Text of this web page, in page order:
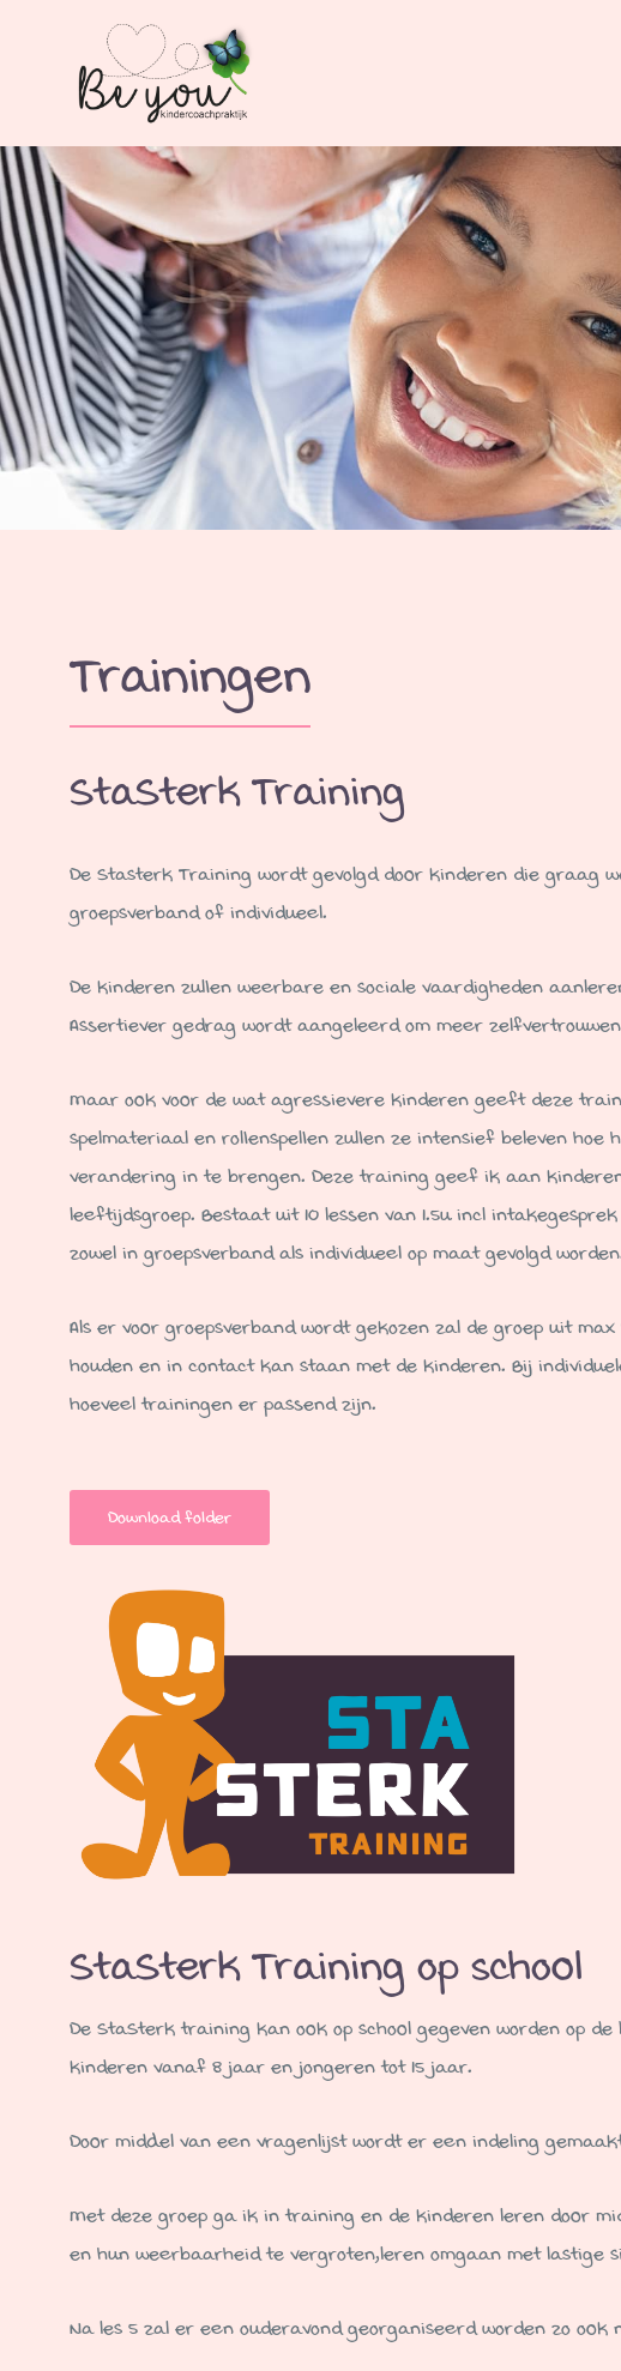
Trainingen
StaSterk Training
DeStasterkTrainingwordt gevolgd door kinderen die graag
groepsverband of individueel.
De kinderen zullen weerbare en sociale vaardigheden
Assertiever gedrag wordt aangeleerd om meer
Maar ook voor de wat agressievere kinderen geeft deze
spelmateriaal en rollenspellen zullen ze intensief beleven
verandering in te brengen. Deze training geef ik aan
leeftijdsgroep. Bestaat uit 10 lessen van 1.5u incl
zowel in groepsverband als individueel op maat gevolgd
Als er voor groepsverband wordt gekozen zal de groep uit
houden en in contact kan staan met de kinderen. Bij
hoeveel trainingen er passend zijn.
Download folder
StaSterk Training op school
De StaSterk training kan ook op school gegeven worden op
kinderen vanaf 8 jaar en jongeren tot 15 jaar.
Door middel van een vragenlijst wordt er een indeling
Met deze groep ga ik in training en de kinderen leren door
en hun weerbaarheid te vergroten,leren omgaan met lastige
Na les 5 zal er een ouderavond georganiseerd worden zo ook